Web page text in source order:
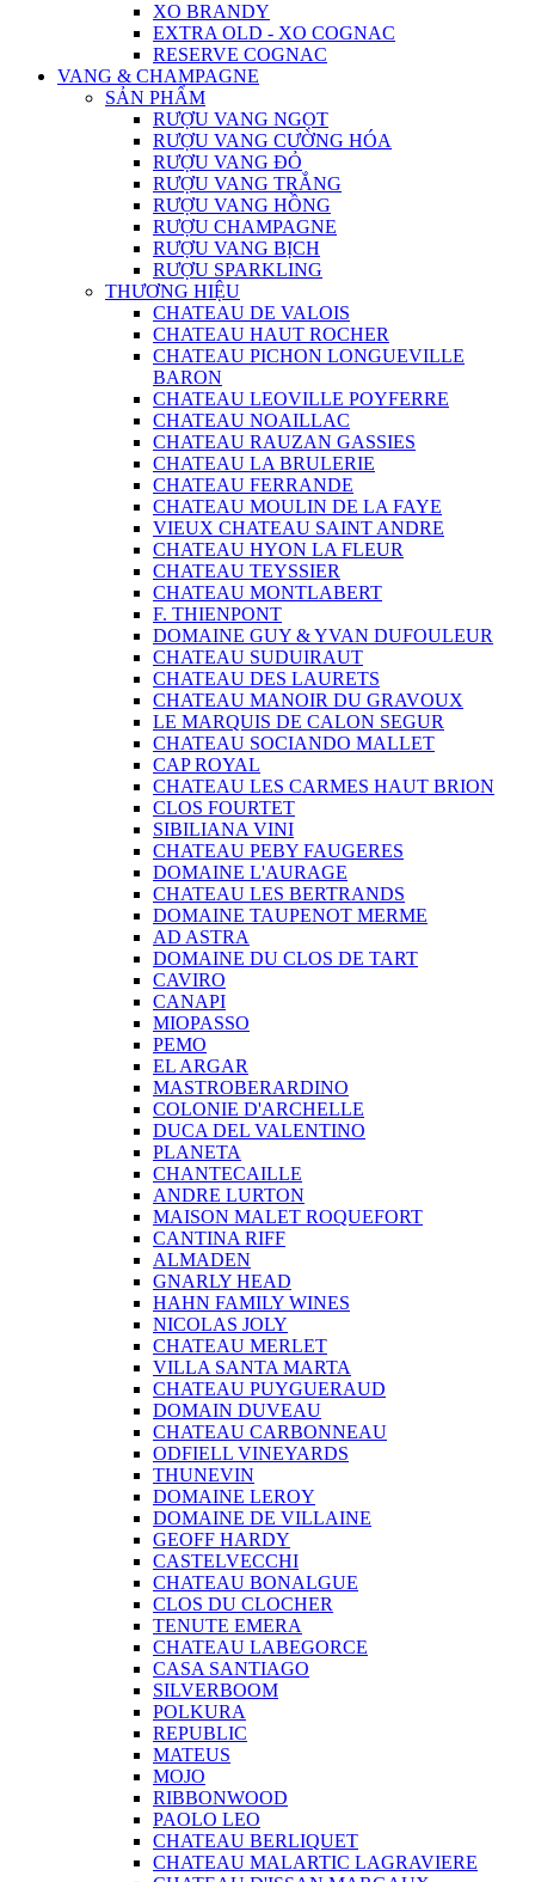
XO BRANDY
EXTRA OLD - XO COGNAC
RESERVE COGNAC
VANG & CHAMPAGNE
SẢN PHẨM
RƯỢU VANG NGỌT
RƯỢU VANG CƯỜNG HÓA
RƯỢU VANG ĐỎ
RƯỢU VANG TRẮNG
RƯỢU VANG HỒNG
RƯỢU CHAMPAGNE
RƯỢU VANG BỊCH
RƯỢU SPARKLING
THƯƠNG HIỆU
CHATEAU DE VALOIS
CHATEAU HAUT ROCHER
CHATEAU PICHON LONGUEVILLE
BARON
CHATEAU LEOVILLE POYFERRE
CHATEAU NOAILLAC
CHATEAU RAUZAN GASSIES
CHATEAU LA BRULERIE
CHATEAU FERRANDE
CHATEAU MOULIN DE LA FAYE
VIEUX CHATEAU SAINT ANDRE
CHATEAU HYON LA FLEUR
CHATEAU TEYSSIER
CHATEAU MONTLABERT
F. THIENPONT
DOMAINE GUY & YVAN DUFOULEUR
CHATEAU SUDUIRAUT
CHATEAU DES LAURETS
CHATEAU MANOIR DU GRAVOUX
LE MARQUIS DE CALON SEGUR
CHATEAU SOCIANDO MALLET
CAP ROYAL
CHATEAU LES CARMES HAUT BRION
CLOS FOURTET
SIBILIANA VINI
CHATEAU PEBY FAUGERES
DOMAINE L'AURAGE
CHATEAU LES BERTRANDS
DOMAINE TAUPENOT MERME
AD ASTRA
DOMAINE DU CLOS DE TART
CAVIRO
CANAPI
MIOPASSO
PEMO
EL ARGAR
MASTROBERARDINO
COLONIE D'ARCHELLE
DUCA DEL VALENTINO
PLANETA
CHANTECAILLE
ANDRE LURTON
MAISON MALET ROQUEFORT
CANTINA RIFF
ALMADEN
GNARLY HEAD
HAHN FAMILY WINES
NICOLAS JOLY
CHATEAU MERLET
VILLA SANTA MARTA
CHATEAU PUYGUERAUD
DOMAIN DUVEAU
CHATEAU CARBONNEAU
ODFIELL VINEYARDS
THUNEVIN
DOMAINE LEROY
DOMAINE DE VILLAINE
GEOFF HARDY
CASTELVECCHI
CHATEAU BONALGUE
CLOS DU CLOCHER
TENUTE EMERA
CHATEAU LABEGORCE
CASA SANTIAGO
SILVERBOOM
POLKURA
REPUBLIC
MATEUS
MOJO
RIBBONWOOD
PAOLO LEO
CHATEAU BERLIQUET
CHATEAU MALARTIC LAGRAVIERE